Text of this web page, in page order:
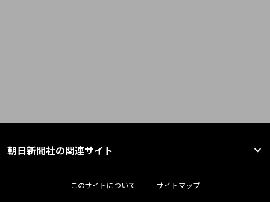
朝日新聞社の関連サイト
このサイトについて サイトマップ